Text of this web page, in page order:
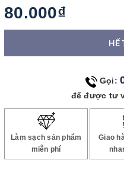
80.000₫
Gọi:
để được tư
Làm sạch sản phẩm
miễn phí
Giao